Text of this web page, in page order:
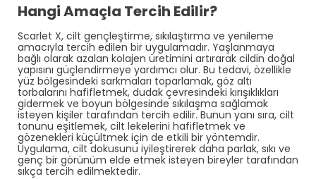
Hangi Amaçla Tercih Edilir?
Scarlet X, cilt gençleştirme, sıkılaştırma ve yenileme
amacıyla tercih edilen bir uygulamadır. Yaşlanmaya
bağlı olarak azalan kolajen üretimini artırarak cildin doğal
yapısını güçlendirmeye yardımcı olur. Bu tedavi, özellikle
yüz bölgesindeki sarkmaları toparlamak, göz altı
torbalarını hafifletmek, dudak çevresindeki kırışıklıkları
gidermek ve boyun bölgesinde sıkılaşma sağlamak
isteyen kişiler tarafından tercih edilir. Bunun yanı sıra, cilt
tonunu eşitlemek, cilt lekelerini hafifletmek ve
gözenekleri küçültmek için de etkili bir yöntemdir.
Uygulama, cilt dokusunu iyileştirerek daha parlak, sıkı ve
genç bir görünüm elde etmek isteyen bireyler tarafından
sıkça tercih edilmektedir.